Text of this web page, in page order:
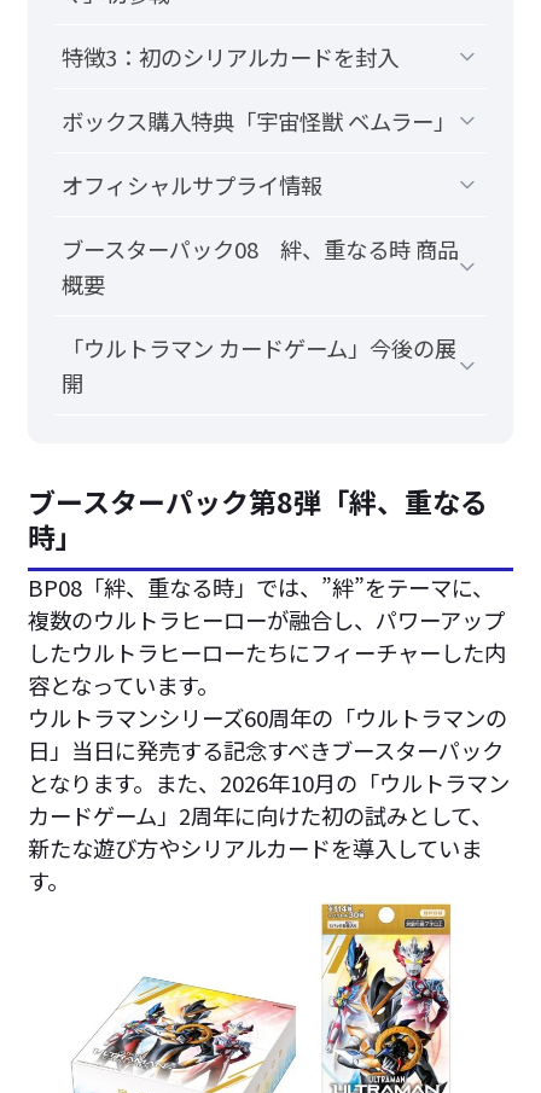
特徴3：初のシリアルカードを封入
ボックス購入特典「宇宙怪獣 ベムラー」
オフィシャルサプライ情報
ブースターパック08 絆、重なる時 商品
概要
「ウルトラマン カードゲーム」今後の展
開
ブースターパック第8弾「絆、重なる
時」
BP08「絆、重なる時」では、”絆”をテーマに、
複数のウルトラヒーローが融合し、パワーアップ
したウルトラヒーローたちにフィーチャーした内
容となっています。
ウルトラマンシリーズ60周年の「ウルトラマンの
日」当日に発売する記念すべきブースターパック
となります。また、2026年10月の「ウルトラマン
カードゲーム」2周年に向けた初の試みとして、
新たな遊び方やシリアルカードを導入していま
す。